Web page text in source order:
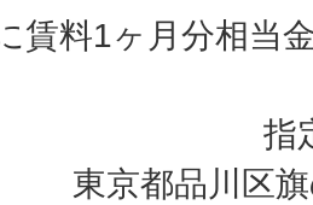
賃料1ヶ月分相当
指
東京都品川区